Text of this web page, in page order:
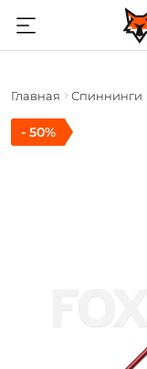
Главная Спиннинги
- 50%